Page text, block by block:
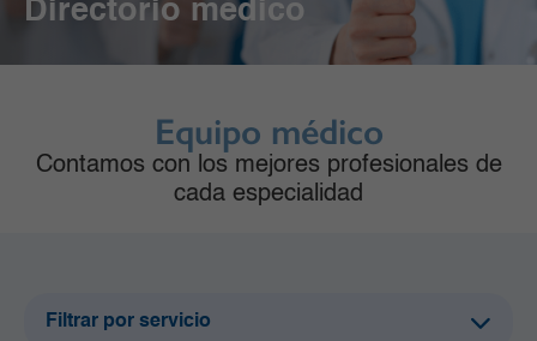
Directorio médico
Equipo médico
Contamos con los mejores profesionales de
cada especialidad
Filtrar por servicio